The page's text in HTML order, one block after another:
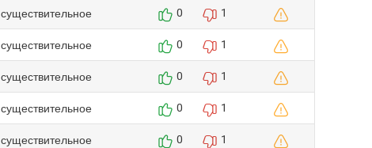
существительное 0 1
существительное 0 1
существительное 0 1
существительное 0 1
существительное 0 1